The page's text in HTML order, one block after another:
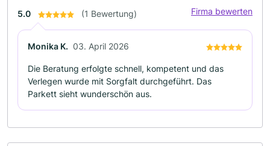
5.0 (1 Bewertung) Firma bewerten
Monika K. 03. April 2026
Die Beratung erfolgte schnell, kompetent und das
Verlegen wurde mit Sorgfalt durchgeführt. Das
Parkett sieht wunderschön aus.